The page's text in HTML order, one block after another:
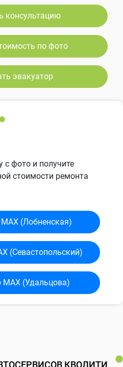
консультацию
по фото
эвакуатор
с фото и получите
стоимости ремонта
(Лобненская)
(Севасто­польский)
MAX (Удальцова)
КВОЛИТИ